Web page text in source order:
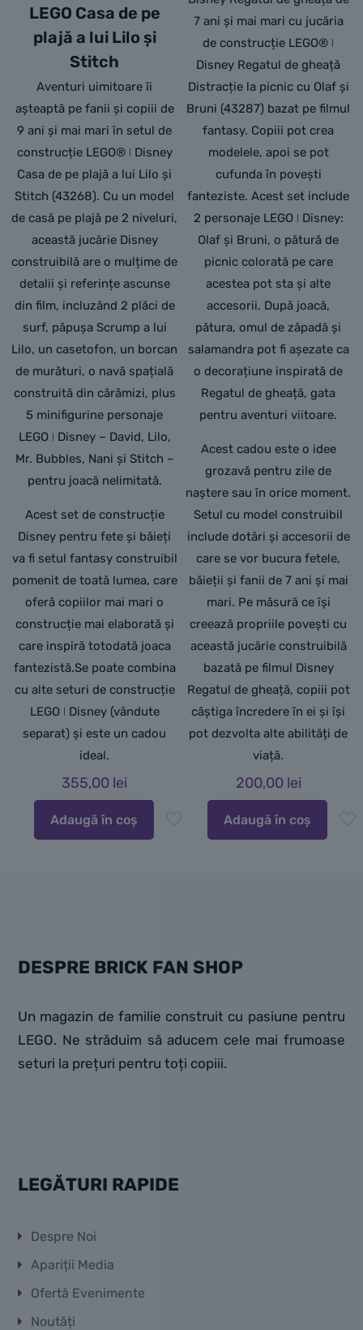
LEGO Casa de pe
plajă a lui Lilo și
Stitch
Aventuri uimitoare îi
așteaptă pe fanii și copiii de
9 ani și mai mari în setul de
construcție LEGO® ǀ Disney
Casa de pe plajă a lui Lilo și
Stitch (43268). Cu un model
de casă pe plajă pe 2 niveluri,
această jucărie Disney
construibilă are o mulțime de
detalii și referințe ascunse
din film, incluzând 2 plăci de
surf, păpușa Scrump a lui
Lilo, un casetofon, un borcan
de murături, o navă spațială
construită din cărămizi, plus
5 minifigurine personaje
LEGO ǀ Disney – David, Lilo,
Mr. Bubbles, Nani și Stitch –
pentru joacă nelimitată.
Acest set de construcție
Disney pentru fete și băieți
va fi setul fantasy construibil
pomenit de toată lumea, care
oferă copiilor mai mari o
construcție mai elaborată și
care inspiră totodată joaca
fantezistă.Se poate combina
cu alte seturi de construcție
LEGO ǀ Disney (vândute
separat) și este un cadou
ideal.
355,00 lei
Adaugă în coș
7 ani și mai mari cu jucăria
de construcție LEGO® ǀ
Disney Regatul de gheață
Distracție la picnic cu Olaf și
Bruni (43287) bazat pe filmul
fantasy. Copiii pot crea
modelele, apoi se pot
cufunda în povești
fanteziste. Acest set include
2 personaje LEGO ǀ Disney:
Olaf și Bruni, o pătură de
picnic colorată pe care
acestea pot sta și alte
accesorii. După joacă,
pătura, omul de zăpadă și
salamandra pot fi așezate ca
o decorațiune inspirată de
Regatul de gheață, gata
pentru aventuri viitoare.
Acest cadou este o idee
grozavă pentru zile de
naștere sau în orice moment.
Setul cu model construibil
include dotări și accesorii de
care se vor bucura fetele,
băieții și fanii de 7 ani și mai
mari. Pe măsură ce își
creează propriile povești cu
această jucărie construibilă
bazată pe filmul Disney
Regatul de gheață, copiii pot
câștiga încredere în ei și își
pot dezvolta alte abilități de
viață.
200,00 lei
Adaugă în coș
DESPRE BRICK FAN SHOP
Un magazin de familie construit cu pasiune pentru
LEGO. Ne străduim să aducem cele mai frumoase
seturi la prețuri pentru toți copiii.
LEGĂTURI RAPIDE
Despre Noi
Apariții Media
Ofertă Evenimente
Noutăți